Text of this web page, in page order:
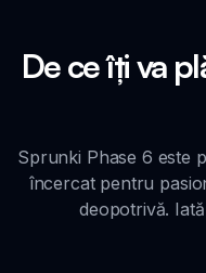
De ce îți va
Sprunki Phase 6 este
încercat pentru
deopotrivă.